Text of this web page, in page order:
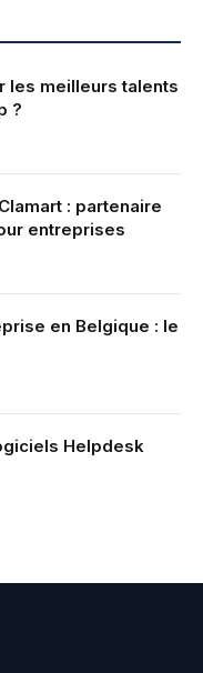
les meilleurs talents
?
: partenaire
entreprises
en Belgique : le
Helpdesk